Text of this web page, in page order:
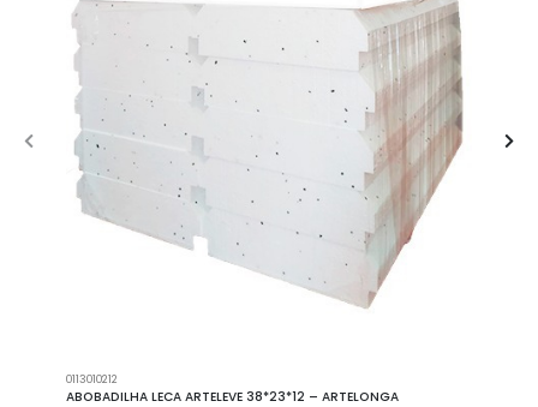
0113010212
ABOBADILHA LECA ARTELEVE 38*23*12 – ARTELONGA